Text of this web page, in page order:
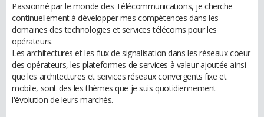
Passionné par le monde des Télécommunications, je cherche
continuellement à développer mes compétences dans les
domaines des technologies et services télécoms pour les
opérateurs.
Les architectures et les flux de signalisation dans les réseaux coeur
des opérateurs, les plateformes de services à valeur ajoutée ainsi
que les architectures et services réseaux convergents fixe et
mobile, sont des les thèmes que je suis quotidiennement
l'évolution de leurs marchés.